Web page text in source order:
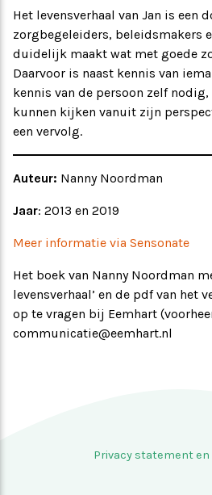
Het levensverhaal van Jan is een
zorgbegeleiders, beleidsmakers
duidelijk maakt wat met goede
Daarvoor is naast kennis van
kennis van de persoon zelf
kunnen kijken vanuit zijn
een vervolg.
Auteur: Nanny Noordman
Jaar: 2013 en 2019
Meer informatie via Sensonate
Het boek van Nanny Noordman
levensverhaal’ en de pdf van het
op te vragen bij Eemhart
communicatie@eemhart.nl
Privacy statement